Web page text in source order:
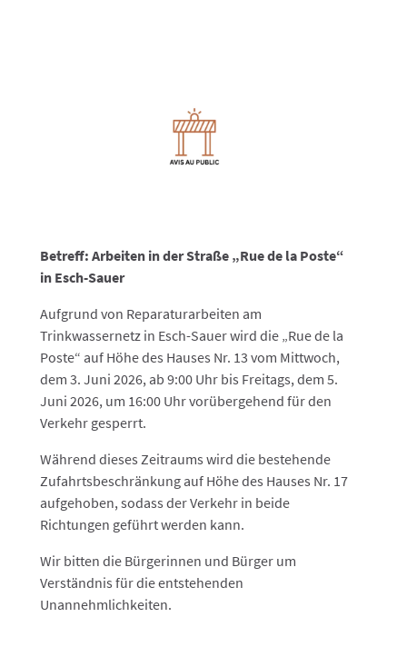
Betreff: Arbeiten in der Straße „Rue de la Poste“
in Esch-Sauer
Aufgrund von Reparaturarbeiten am
Trinkwassernetz in Esch-Sauer wird die „Rue de la
Poste“ auf Höhe des Hauses Nr. 13 vom Mittwoch,
dem 3. Juni 2026, ab 9:00 Uhr bis Freitags, dem 5.
Juni 2026, um 16:00 Uhr vorübergehend für den
Verkehr gesperrt.
Während dieses Zeitraums wird die bestehende
Zufahrtsbeschränkung auf Höhe des Hauses Nr. 17
aufgehoben, sodass der Verkehr in beide
Richtungen geführt werden kann.
Wir bitten die Bürgerinnen und Bürger um
Verständnis für die entstehenden
Unannehmlichkeiten.